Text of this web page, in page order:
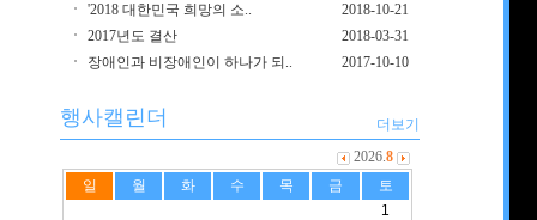
'2018 대한민국 희망의 소..
2018-10-21
2017년도 결산
2018-03-31
장애인과 비장애인이 하나가 되..
2017-10-10
행사캘린더
더보기
2026.8
일
월 화 수 목 금
토
1